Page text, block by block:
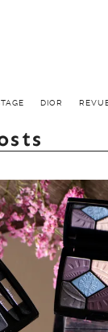
: les